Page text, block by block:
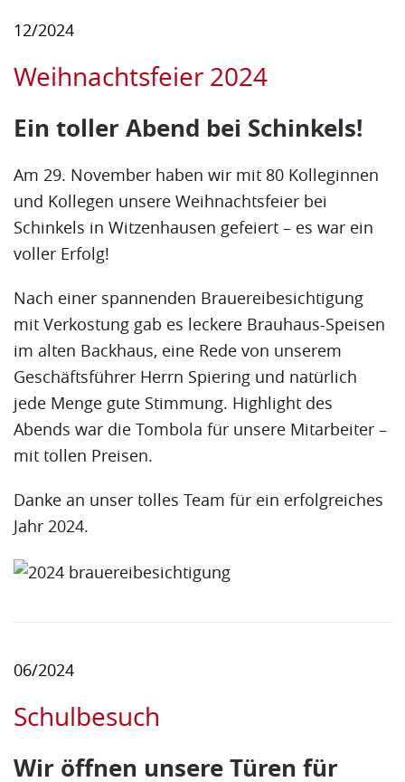
12/2024
Weihnachtsfeier 2024
Ein toller Abend bei Schinkels!
Am 29. November haben wir mit 80 Kolleginnen
und Kollegen unsere Weihnachtsfeier bei
Schinkels in Witzenhausen gefeiert – es war ein
voller Erfolg!
Nach einer spannenden Brauereibesichtigung
mit Verkostung gab es leckere Brauhaus-Speisen
im alten Backhaus, eine Rede von unserem
Geschäftsführer Herrn Spiering und natürlich
jede Menge gute Stimmung. Highlight des
Abends war die Tombola für unsere Mitarbeiter –
mit tollen Preisen.
Danke an unser tolles Team für ein erfolgreiches
Jahr 2024.
06/2024
Schulbesuch
Wir öffnen unsere Türen für